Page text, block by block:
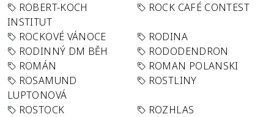
ROBERT-KOCH
INSTITUT
ROCK CAFÉ CONTEST
ROCKOVÉ VÁNOCE
RODINA
RODINNÝ DM BĚH
RODODENDRON
ROMÁN
ROMAN POLANSKI
ROSAMUND
LUPTONOVÁ
ROSTLINY
ROSTOCK
ROZHLAS